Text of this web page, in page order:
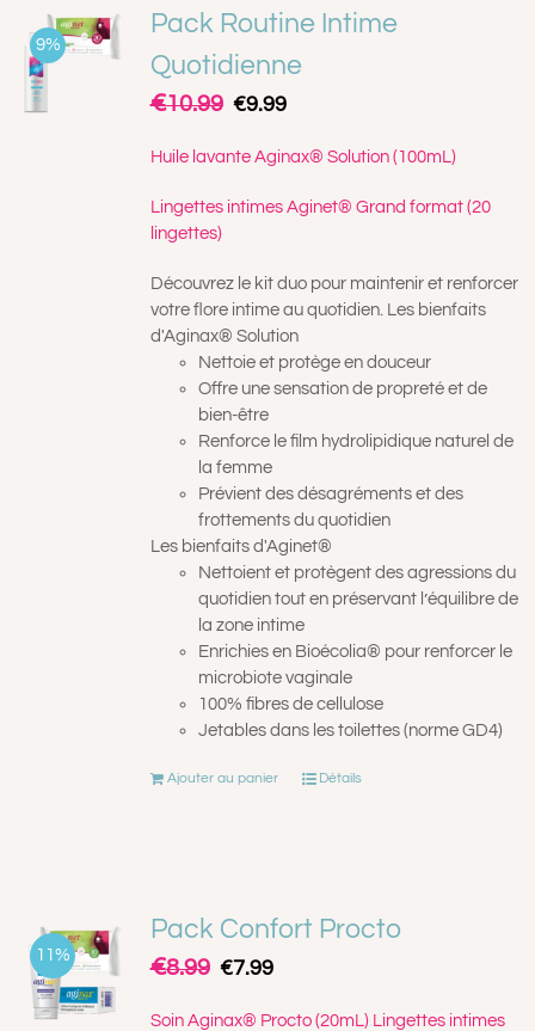
A PROPOS
CONTACT
9%
Pack Routine Intime
Quotidienne
€10.99 Le
initial
€10.99.
€9.99Le
actuel
€9.99.
Huile lavante Aginax® Solution (100mL)
Lingettes intimes Aginet® Grand format (20
lingettes)
Découvrez le kit duo pour maintenir et renforcer
votre flore intime au quotidien. Les bienfaits
d'Aginax® Solution
Nettoie et protège en douceur
Offre une sensation de propreté et de
bien-être
Renforce le film hydrolipidique naturel de
la femme
Prévient des désagréments et des
frottements du quotidien
Les bienfaits d'Aginet®
Nettoient et protègent des agressions du
quotidien tout en préservant l’équilibre de
la zone intime
Enrichies en Bioécolia® pour renforcer le
microbiote vaginale
100% fibres de cellulose
Jetables dans les toilettes (norme GD4)
Ajouter au panier Détails
11%
Pack Confort Procto
€8.99 Le
initial
€7.99Le
actuel
Soin Aginax® Procto (20mL) Lingettes intimes